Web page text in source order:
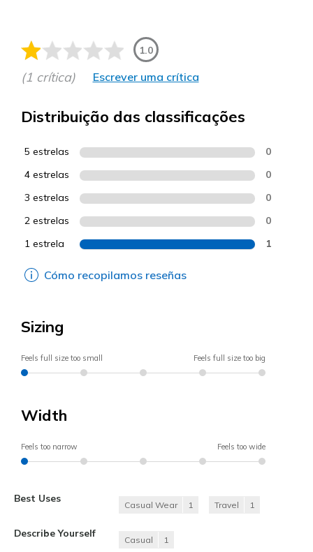
1.0
(1 crítica) Escrever uma crítica
Distribuição das classificações
5 estrelas 0
4 estrelas 0
3 estrelas 0
2 estrelas 0
1 estrela 1
Cómo recopilamos reseñas
Sizing
Feels full size too small Feels full size too big
Width
Feels too narrow Feels too wide
Best Uses
Casual Wear 1 Travel 1
Describe Yourself
Casual 1